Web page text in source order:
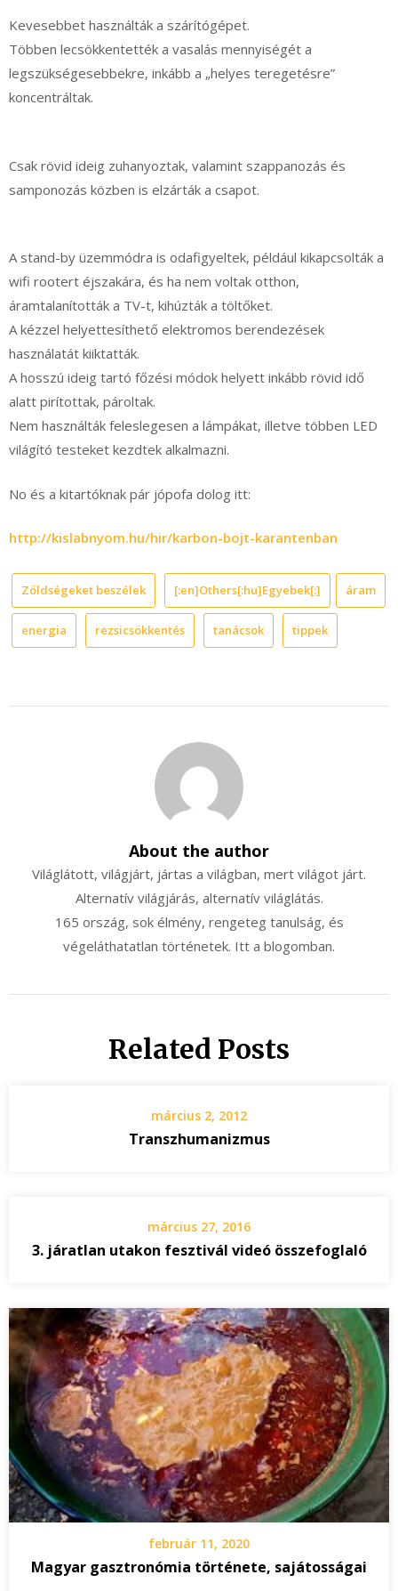
Kevesebbet használták a szárítógépet.
Többen lecsökkentették a vasalás mennyiségét a
legszükségesebbekre, inkább a „helyes teregetésre”
koncentráltak.
Csak rövid ideig zuhanyoztak, valamint szappanozás és
samponozás közben is elzárták a csapot.
A stand-by üzemmódra is odafigyeltek, például kikapcsolták a
wifi rootert éjszakára, és ha nem voltak otthon,
áramtalanították a TV-t, kihúzták a töltőket.
A kézzel helyettesíthető elektromos berendezések
használatát kiiktatták.
A hosszú ideig tartó főzési módok helyett inkább rövid idő
alatt pirítottak, pároltak.
Nem használták feleslegesen a lámpákat, illetve többen LED
világító testeket kezdtek alkalmazni.
No és a kitartóknak pár jópofa dolog itt:
http://kislabnyom.hu/hir/karbon-bojt-karantenban
Zöldségeket beszélek [:en]Others[:hu]Egyebek[:] áram
energia rezsicsökkentés tanácsok tippek
About the author
Világlátott, világjárt, jártas a világban, mert világot járt.
Alternatív világjárás, alternatív világlátás.
165 ország, sok élmény, rengeteg tanulság, és
végeláthatatlan történetek. Itt a blogomban.
Related Posts
március 2, 2012
Transzhumanizmus
március 27, 2016
3. járatlan utakon fesztivál videó összefoglaló
február 11, 2020
Magyar gasztronómia története, sajátosságai